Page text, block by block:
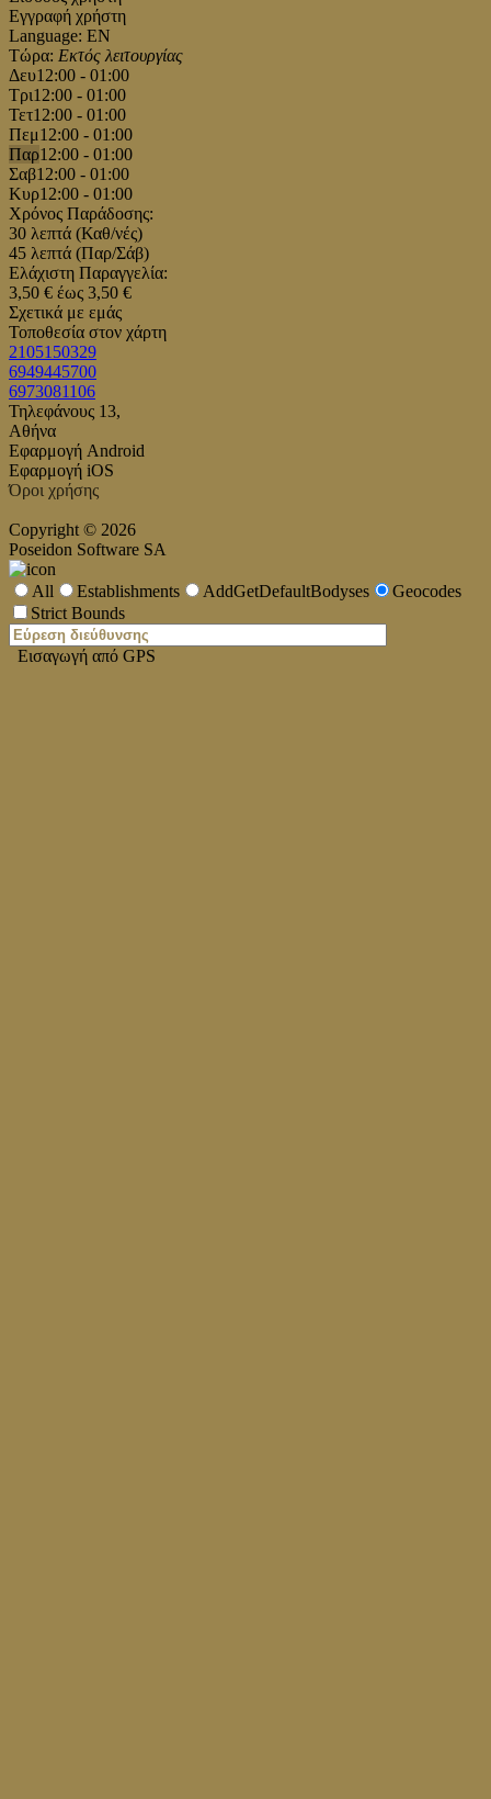
Εγγραφή χρήστη
Language: EN
Τώρα: Εκτός λειτουργίας
Δευ12:00 - 01:00
Τρι12:00 - 01:00
Τετ12:00 - 01:00
Πεμ12:00 - 01:00
Παρ12:00 - 01:00
Σαβ12:00 - 01:00
Κυρ12:00 - 01:00
Χρόνος Παράδοσης:
30 λεπτά (Καθ/νές)
45 λεπτά (Παρ/Σάβ)
Ελάχιστη Παραγγελία:
3,50 € έως 3,50 €
Σχετικά με εμάς
Τοποθεσία στον χάρτη
2105150329
6949445700
6973081106
Τηλεφάνους 13,
Αθήνα
Εφαρμογή Android
Εφαρμογή iOS
Όροι χρήσης
Copyright © 2026
Poseidon Software SA
All Establishments AddGetDefaultBodyses
Geocodes
Strict Bounds
Εισαγωγή από GPS